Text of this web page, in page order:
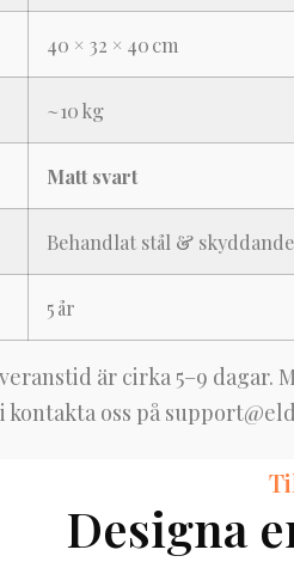
40 × 32 × 40 cm
~10 kg
Matt svart
Behandlat stål &
5 år
är cirka 5–9
kontakta oss på
Designa